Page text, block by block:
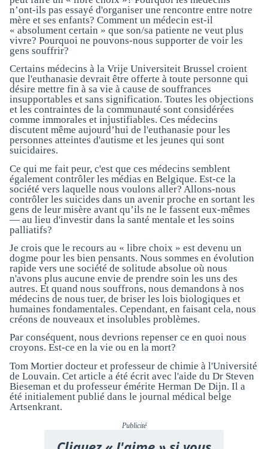
n’ont-ils pas essayé d'organiser une rencontre entre notre
mère et ses enfants? Comment un médecin est-il
« absolument certain » que son/sa patiente ne veut plus
vivre? Pourquoi ne pouvons-nous supporter de voir les
gens souffrir?
Certains médecins à la Vrije Universiteit Brussel croient
que l'euthanasie devrait être offerte à toute personne qui
désire mettre fin à sa vie à cause de souffrances
insupportables et sans signification. Toutes les objections
et les contraintes de la communauté sont considérées
comme immorales et injustifiables. Ces médecins
discutent même aujourd’hui de l'euthanasie pour les
personnes atteintes d'autisme et les jeunes qui sont
suicidaires.
Ce qui me fait peur, c'est que ces médecins semblent
également contrôler les médias en Belgique. Est-ce la
société vers laquelle nous voulons aller? Allons-nous
contrôler les suicides dans un avenir proche en sortant les
gens de leur misère avant qu’ils ne le fassent eux-mêmes
— au lieu d'investir dans la santé mentale et les soins
palliatifs?
Je crois que le recours au « libre choix » est devenu un
dogme pour les bien pensants. Nous sommes en évolution
rapide vers une société de solitude absolue où nous
n'avons plus aucune envie de prendre soin les uns des
autres. Et quand nous souffrons, nous demandons à nos
médecins de nous tuer, de briser les lois biologiques et
humaines fondamentales. Cependant, en faisant cela, nous
créons de nouveaux et insolubles problèmes.
Par conséquent, nous devrions repenser ce en quoi nous
croyons. Est-ce en la vie ou en la mort?
Tom Mortier docteur et professeur de chimie à l'Université
de Louvain. Cet article a été écrit avec l'aide du Dr Steven
Bieseman et du professeur émérite Herman De Dijn. Il a
été initialement publié dans le journal médical belge
Artsenkrant.
Publicité